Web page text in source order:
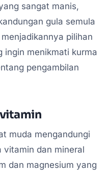
sangat manis,
gula semula
pilihan
ingin menikmati kurma
pengambilan
muda mengandungi
vitamin dan mineral
dan magnesium yang